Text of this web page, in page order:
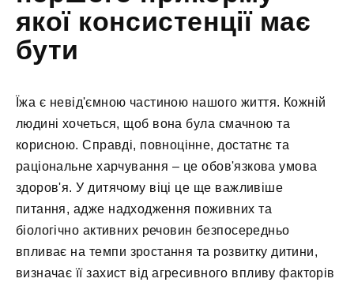
якої консистенції має
бути
Їжа є невід'ємною частиною нашого життя. Кожній
людині хочеться, щоб вона була смачною та
корисною. Справді, повноцінне, достатнє та
раціональне харчування – це обов'язкова умова
здоров'я. У дитячому віці це ще важливіше
питання, адже надходження поживних та
біологічно активних речовин безпосередньо
впливає на темпи зростання та розвитку дитини,
визначає її захист від агресивного впливу факторів